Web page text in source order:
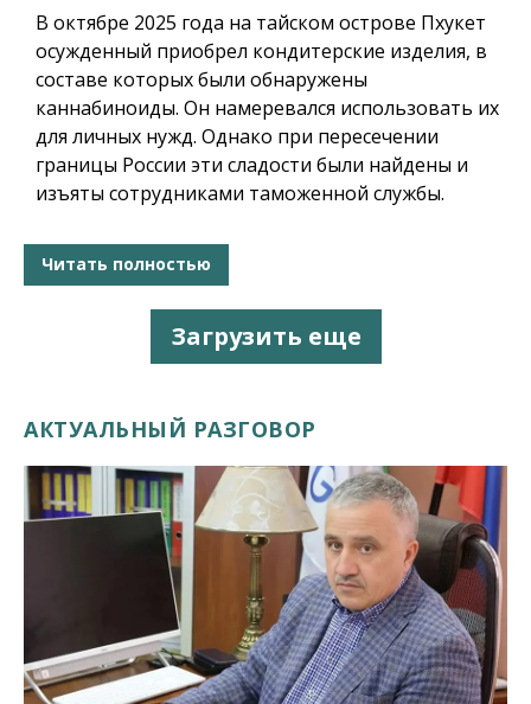
В октябре 2025 года на тайском острове Пхукет
осужденный приобрел кондитерские изделия, в
составе которых были обнаружены
каннабиноиды. Он намеревался использовать их
для личных нужд. Однако при пересечении
границы России эти сладости были найдены и
изъяты сотрудниками таможенной службы.
Читать полностью
Загрузить еще
АКТУАЛЬНЫЙ РАЗГОВОР